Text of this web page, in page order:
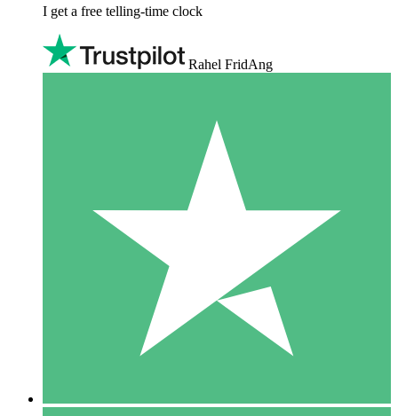
I get a free telling-time clock
Rahel FridAng